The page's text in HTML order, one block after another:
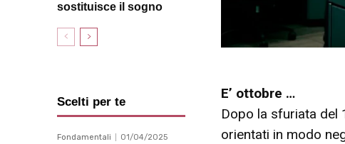
sostituisce il sogno
Scelti per te
Fondamentali 01/04/2025
E’ ottobre …
Dopo la sfuriata del
orientati in modo